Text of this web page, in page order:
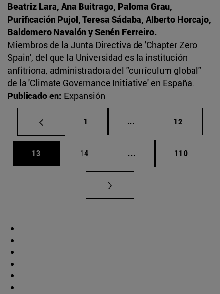
Beatriz Lara, Ana Buitrago, Paloma Grau,
Purificación Pujol, Teresa Sádaba, Alberto Horcajo,
Baldomero Navalón y Senén Ferreiro.
Miembros de la Junta Directiva de 'Chapter Zero
Spain', del que la Universidad es la institución
anfitriona, administradora del "currículum global"
de la 'Climate Governance Initiative' en España.
Publicado en: Expansión
Página
1 ... Páginas intermedias
Página
12
Página
13 Página
14 ... Páginas intermedias
Página
110